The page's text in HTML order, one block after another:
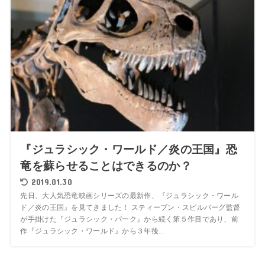
『ジュラシック・ワールド／炎の王国』恐
竜を蘇らせることはできるのか？
2019.01.30
先日、大人気恐竜映画シリーズの最新作、『ジュラシック・ワール
ド／炎の王国』を見てきました！ スティーブン・スピルバーグ監督
が手掛けた『ジュラシック・パーク』から続く第５作目であり、前
作『ジュラシック・ワールド』から３年後...